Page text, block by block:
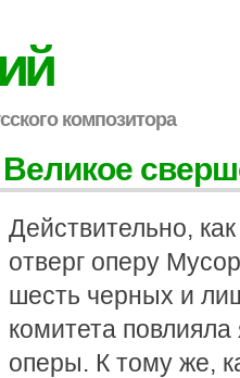
композитора
Великое
Действительно,
отверг оперу
шесть черных и
комитета
оперы. К тому же,